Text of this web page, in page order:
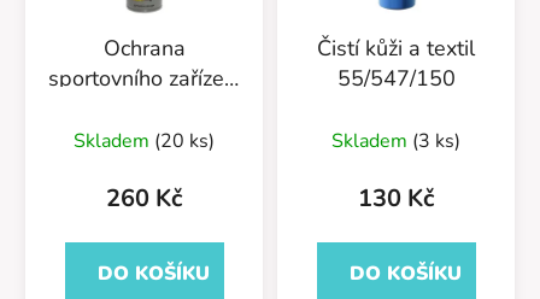
Ochrana
sportovního zařízení
55/581/400
Skladem (20 ks)
260 Kč
DO KOŠÍKU
Čistí kůži a textil
55/547/150
Skladem (3 ks)
130 Kč
DO KOŠÍKU